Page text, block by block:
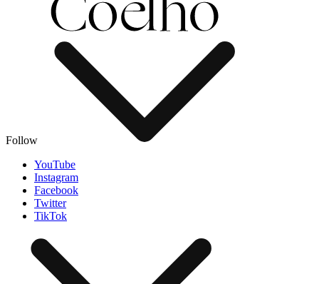
Follow
YouTube
Instagram
Facebook
Twitter
TikTok